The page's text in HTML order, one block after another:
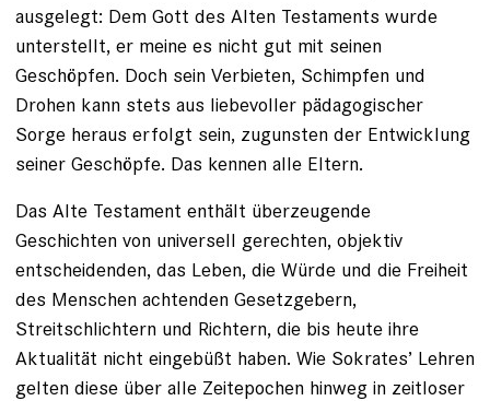
ausgelegt: Dem Gott des Alten Testaments wurde
unterstellt, er meine es nicht gut mit seinen
Geschöpfen. Doch sein Verbieten, Schimpfen und
Drohen kann stets aus liebevoller pädagogischer
Sorge heraus erfolgt sein, zugunsten der Entwicklung
seiner Geschöpfe. Das kennen alle Eltern.
Das Alte Testament enthält überzeugende
Geschichten von universell gerechten, objektiv
entscheidenden, das Leben, die Würde und die Freiheit
des Menschen achtenden Gesetzgebern,
Streitschlichtern und Richtern, die bis heute ihre
Aktualität nicht eingebüßt haben. Wie Sokrates’ Lehren
gelten diese über alle Zeitepochen hinweg in zeitloser